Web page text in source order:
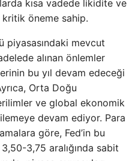
kısa vadede likidite ve
kritik öneme sahip.
piyasasındaki mevcut
alınan önlemler
bu yıl devam edeceği
Orta Doğu
ve global ekonomik
devam ediyor. Para
göre, Fed’in bu
3,75 aralığında sabit